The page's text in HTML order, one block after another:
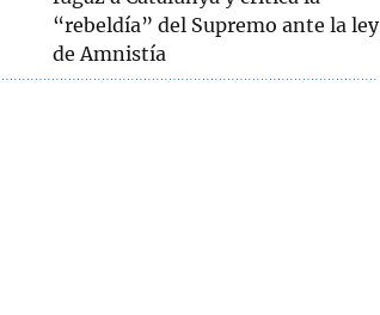
“rebeldía” del Supremo ante la ley
de Amnistía